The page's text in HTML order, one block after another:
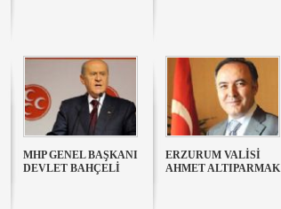
MHP GENEL BAŞKANI
DEVLET BAHÇELİ
ERZURUM VALİSİ
AHMET ALTIPARMAK